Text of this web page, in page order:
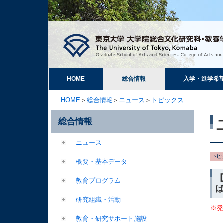
HOME 総合情報 入学・進学希
HOME ＞ 総合情報 ＞ ニュース ＞ トピックス
※発
総合情報
ニュース
概要・基本データ
教育プログラム
研究組織・活動
教育・研究サポート施設